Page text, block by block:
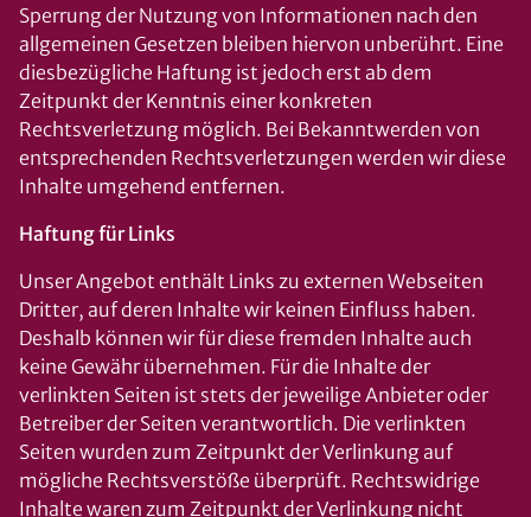
Sperrung der Nutzung von Informationen nach den
allgemeinen Gesetzen bleiben hiervon unberührt. Eine
diesbezügliche Haftung ist jedoch erst ab dem
Zeitpunkt der Kenntnis einer konkreten
Rechtsverletzung möglich. Bei Bekanntwerden von
entsprechenden Rechtsverletzungen werden wir diese
Inhalte umgehend entfernen.
Haftung für Links
Unser Angebot enthält Links zu externen Webseiten
Dritter, auf deren Inhalte wir keinen Einfluss haben.
Deshalb können wir für diese fremden Inhalte auch
keine Gewähr übernehmen. Für die Inhalte der
verlinkten Seiten ist stets der jeweilige Anbieter oder
Betreiber der Seiten verantwortlich. Die verlinkten
Seiten wurden zum Zeitpunkt der Verlinkung auf
mögliche Rechtsverstöße überprüft. Rechtswidrige
Inhalte waren zum Zeitpunkt der Verlinkung nicht